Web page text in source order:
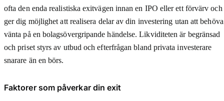
ofta den enda realistiska exitvägen innan en IPO eller ett förvärv och
ger dig möjlighet att realisera delar av din investering utan att behöva
vänta på en bolagsövergripande händelse. Likviditeten är begränsad
och priset styrs av utbud och efterfrågan bland privata investerare
snarare än en börs.
Faktorer som påverkar din exit